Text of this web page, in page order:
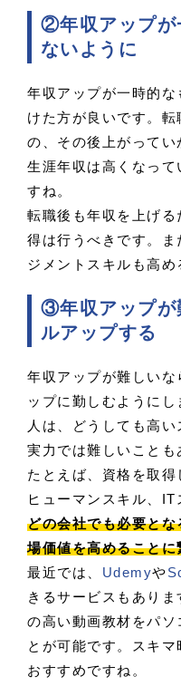
②年収アップが
ないように
年収アップが一時的
けた方が良いです。
の、その後上がって
生涯年収は高くなって
すね。
転職後も年収を上げ
得は行うべきです。
ジメントスキルも高め
③年収アップが
ルアップする
年収アップが難しい
ップに勤しむように
人は、どうしても高
実力では難しいことも
たとえば、資格を取得
ヒューマンスキル、IT
どの会社でも必要と
場価値を高めることに
最近では、 Udemyや
きるサービスもあり
の高い動画教材をパソ
とが可能です。スキ
おすすめですね。